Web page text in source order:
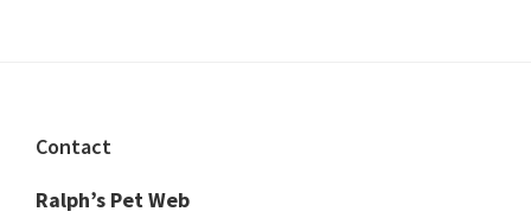
Footer
Contact
Ralph’s Pet Web